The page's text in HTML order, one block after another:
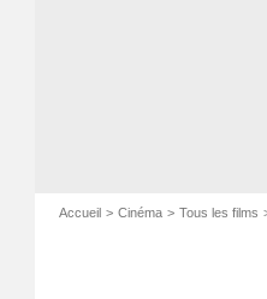
Accueil Cinéma Tous les films